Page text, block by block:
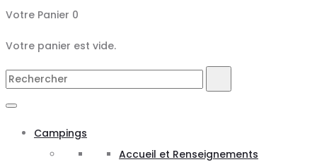
Votre Panier 0
Votre panier est vide.
Search
Campings
Accueil et Renseignements